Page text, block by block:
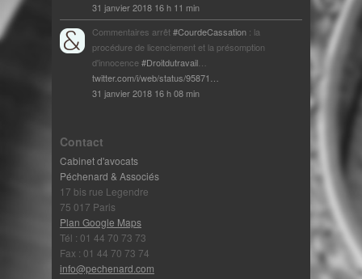
31 janvier 2018 16 h 11 min
Commentaires arrêt#CourdeCassation : la
procédure de licenciement et la présomption
d'innocence#Droitdutravail…
twitter.com/i/web/status/95871…
31 janvier 2018 16 h 08 min
Contact
Cabinet d'avocats
Péchenard & Associés
17 bis rue Legendre
75 017 Paris
Plan Google Maps
Tél : 01 44 70 73 73
Fax : 01 44 70 73 74
info@pechenard.com